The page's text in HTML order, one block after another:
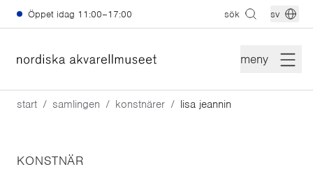
Hoppa till huvudinnehåll
Öppet idag 11:00–17:00 sök sv
meny
start samlingen konstnärer lisa jeannin
KONSTNÄR